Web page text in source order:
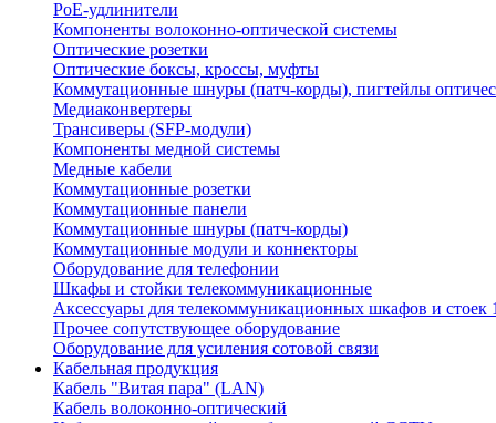
PoE-удлинители
Компоненты волоконно-оптической системы
Оптические розетки
Оптические боксы, кроссы, муфты
Коммутационные шнуры (патч-корды), пигтейлы
Медиаконвертеры
Трансиверы (SFP-модули)
Компоненты медной системы
Медные кабели
Коммутационные розетки
Коммутационные панели
Коммутационные шнуры (патч-корды)
Коммутационные модули и коннекторы
Оборудование для телефонии
Шкафы и стойки телекоммуникационные
Аксессуары для телекоммуникационных шкафов и стоек
Прочее сопутствующее оборудование
Оборудование для усиления сотовой связи
Кабельная продукция
Кабель "Витая пара" (LAN)
Кабель волоконно-оптический